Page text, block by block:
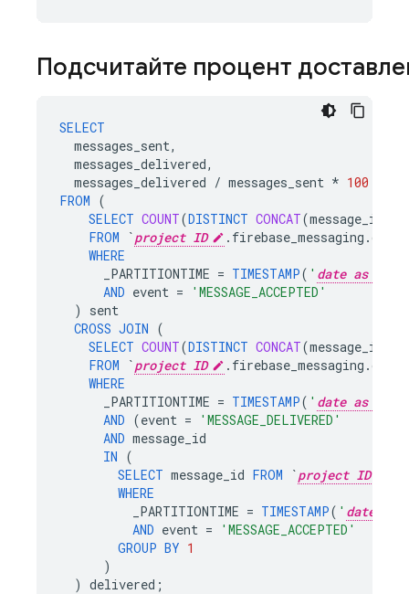
Подсчитайте процент
SELECT
messages_sent,
messages_delivered,
messages_delivered / messages_sent * 100
FROM (
SELECT COUNT(DISTINCT CONCAT(message_id
FROM
`project ID
.firebase_messaging.data`
WHERE
_PARTITIONTIME = TIMESTAMP( ' date as YYYY-
AND event =
'MESSAGE_ACCEPTED'
)
sent
CROSS JOIN (
SELECT COUNT(DISTINCT CONCAT(message_id
FROM
`project ID
.firebase_messaging.data`
WHERE
_PARTITIONTIME = TIMESTAMP( ' date as YYYY-
AND (event =
'MESSAGE_DELIVERED'
AND message_id
IN (
SELECT message_id FROM `project ID
WHERE
_PARTITIONTIME = TIMESTAMP( ' date as
AND event =
'MESSAGE_ACCEPTED'
GROUP BY 1
)
) delivered ;